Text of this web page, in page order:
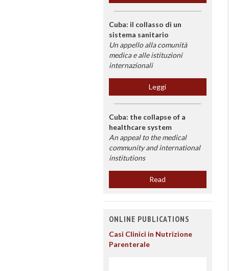
Cuba: il collasso di un
sistema sanitario
Un appello alla comunità
medica e alle istituzioni
internazionali
Leggi
Cuba: the collapse of a
healthcare system
An appeal to the medical
community and international
institutions
Read
ONLINE PUBLICATIONS
Casi Clinici in Nutrizione
Parenterale